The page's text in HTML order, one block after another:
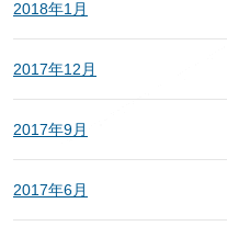
2018年1月
2017年12月
2017年9月
2017年6月